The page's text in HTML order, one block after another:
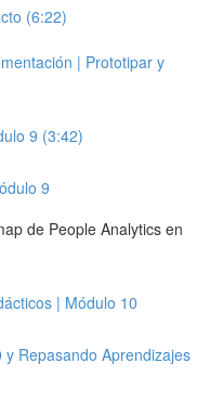
(6:22)
| Prototipar y
9 (3:42)
9
de People Analytics en
| Módulo 10
Repasando Aprendizajes